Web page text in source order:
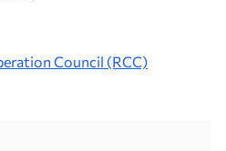
Council (RCC)